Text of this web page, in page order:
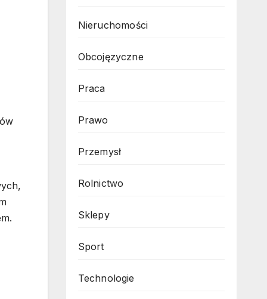
Nieruchomości
Obcojęzyczne
Praca
Prawo
Przemysł
Rolnictwo
Sklepy
Sport
Technologie